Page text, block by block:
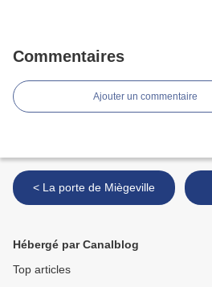
Commentaires
Ajouter un commentaire
< La porte de Miègeville
Hébergé par Canalblog
Top articles